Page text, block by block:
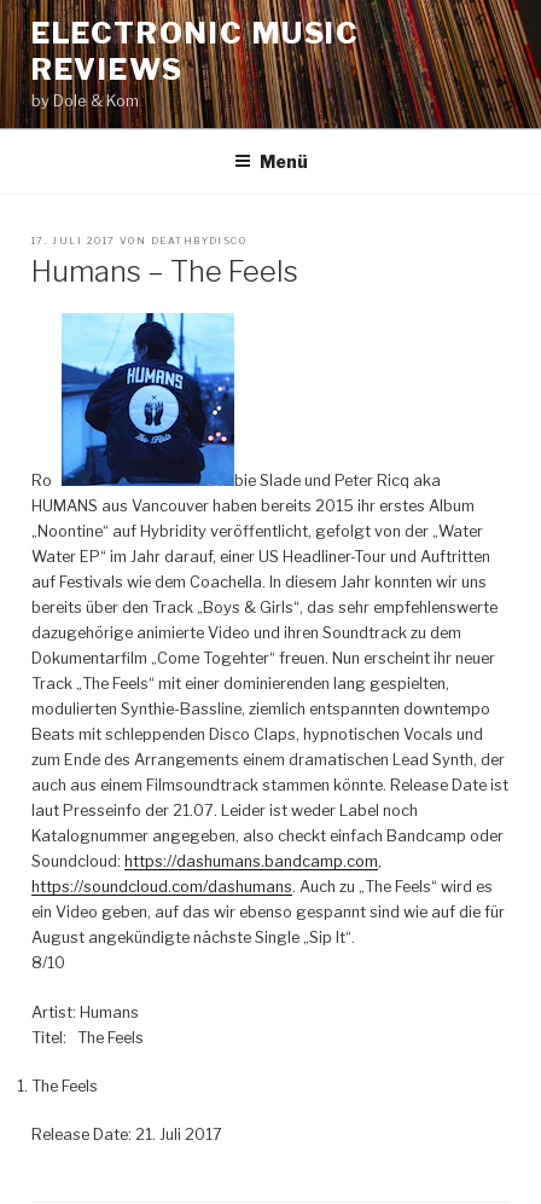
Zum
Inhalt
springen
ELECTRONIC MUSIC
REVIEWS
by Dole & Kom
Menü
VERÖFFENTLICHT
17. JULI 2017 VON DEATHBYDISCO
Humans – The Feels
Rob
bie Slade und Peter Ricq aka
HUMANS aus Vancouver haben bereits 2015 ihr erstes Album
„Noontine“ auf Hybridity veröffentlicht, gefolgt von der „Water
Water EP“ im Jahr darauf, einer US Headliner-Tour und Auftritten
auf Festivals wie dem Coachella. In diesem Jahr konnten wir uns
bereits über den Track „Boys & Girls“, das sehr empfehlenswerte
dazugehörige animierte Video und ihren Soundtrack zu dem
Dokumentarfilm „Come Togehter“ freuen. Nun erscheint ihr neuer
Track „The Feels“ mit einer dominierenden lang gespielten,
modulierten Synthie-Bassline, ziemlich entspannten downtempo
Beats mit schleppenden Disco Claps, hypnotischen Vocals und
zum Ende des Arrangements einem dramatischen Lead Synth, der
auch aus einem Filmsoundtrack stammen könnte. Release Date ist
laut Presseinfo der 21.07. Leider ist weder Label noch
Katalognummer angegeben, also checkt einfach Bandcamp oder
Soundcloud: https://dashumans.bandcamp.com,
https://soundcloud.com/dashumans. Auch zu „The Feels“ wird es
ein Video geben, auf das wir ebenso gespannt sind wie auf die für
August angekündigte nächste Single „Sip It“.
8/10
Artist: Humans
Titel: The Feels
The Feels
Release Date: 21. Juli 2017